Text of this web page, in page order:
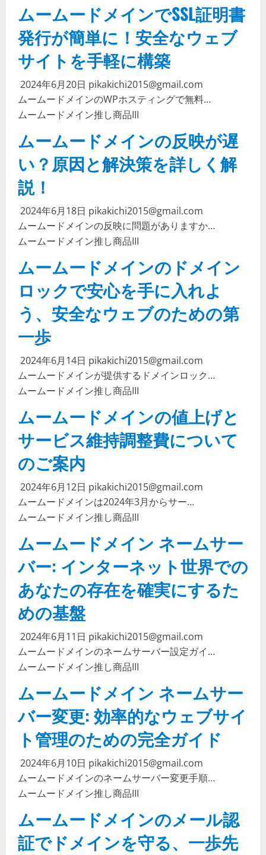
ムームードメインでSSL証明書
発行が簡単に！安全なウェブ
サイトを手軽に構築
2024年6月20日 pikakichi2015@gmail.com
ムームードメインのWPホスティングで無料…
ムームードメイン推し商品III
ムームードメインの反映が遅
い？原因と解決策を詳しく解
説！
2024年6月18日 pikakichi2015@gmail.com
ムームードメインの反映に問題がありますか…
ムームードメイン推し商品III
ムームードメインのドメイン
ロックで安心を手に入れよ
う、安全なウェブのための第
一歩
2024年6月14日 pikakichi2015@gmail.com
ムームードメインが提供するドメインロック…
ムームードメイン推し商品III
ムームードメインの値上げと
サービス維持調整費について
のご案内
2024年6月12日 pikakichi2015@gmail.com
ムームードメインは2024年3月からサー…
ムームードメイン推し商品III
ムームードメイン ネームサー
バー: インターネット世界での
あなたの存在を確実にするた
めの基盤
2024年6月11日 pikakichi2015@gmail.com
ムームードメインのネームサーバー設定ガイ…
ムームードメイン推し商品III
ムームードメイン ネームサー
バー変更: 効率的なウェブサイ
ト管理のための完全ガイド
2024年6月10日 pikakichi2015@gmail.com
ムームードメインのネームサーバー変更手順…
ムームードメイン推し商品III
ムームードメインのメール認
証でドメインを守る、一歩先